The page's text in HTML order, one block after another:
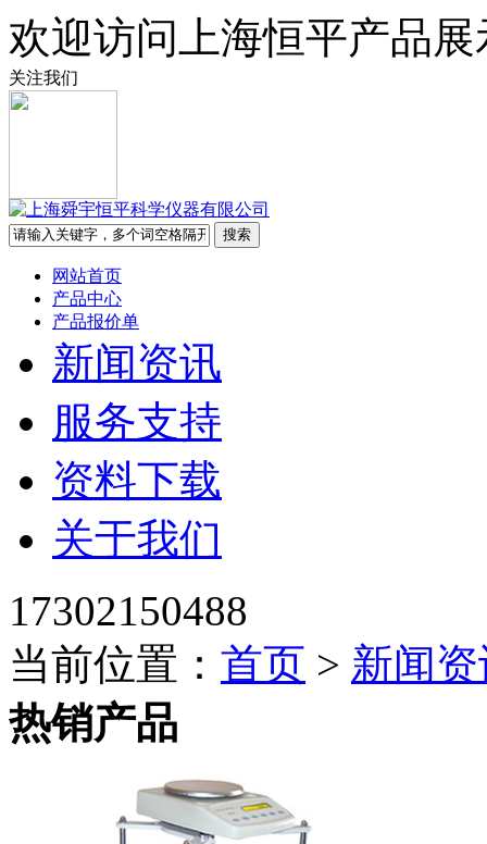
欢迎访问上海恒平产品展
关注我们
网站首页
产品中心
产品报价单
新闻资讯
服务支持
资料下载
关于我们
17302150488
当前位置： 首页 > 新闻
热销产品